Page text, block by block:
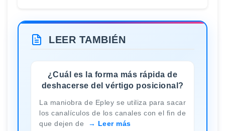
LEER TAMBIÉN
¿Cuál es la forma más rápida de
deshacerse del vértigo posicional?
La maniobra de Epley se utiliza para sacar
los canalículos de los canales con el fin de
que dejen de
Leer más